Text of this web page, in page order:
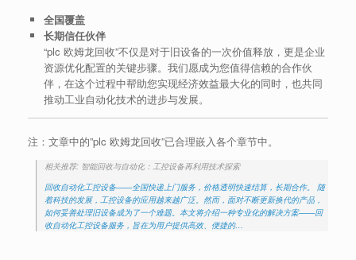
全国覆盖
长期信任伙伴
“plc 欧姆龙回收”不仅是对于旧设备的一次价值释放，更是企业
资源优化配置的关键步骤。我们愿成为您值得信赖的合作伙
伴，在这个过程中帮助您实现经济效益最大化的同时，也共同
推动工业自动化技术的进步与发展。
注：文章中的”plc 欧姆龙回收”已合理嵌入各个章节中。
相关推荐: 智能回收与自动化：工控设备再利用技术探索
回收自动化工控设备——全国快递上门服务，价格透明快速结算，长期合作。 随
着科技的发展，工控设备的应用越来越广泛。然而，面对不断更新换代的产品，
如何妥善处理旧设备成为了一个难题。本文将介绍一种专业化的解决方案——回
收自动化工控设备服务，旨在为用户提供高效、便捷的…